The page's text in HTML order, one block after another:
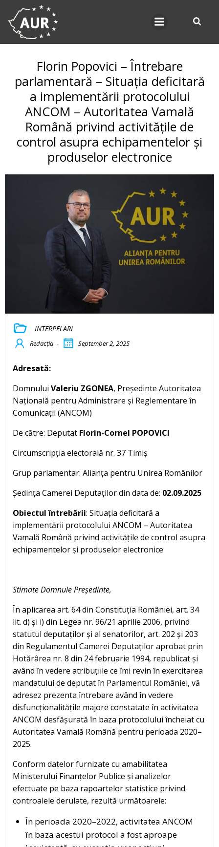
Florin Popovici – Întrebare
parlamentară – Situația deficitară
a implementării protocolului
ANCOM – Autoritatea Vamală
Română privind activitățile de
control asupra echipamentelor și
produselor electronice
INTERPELARI
Redacția - September 2, 2025
Adresată:
Domnului Valeriu ZGONEA, Președinte Autoritatea
Națională pentru Administrare și Reglementare în
Comunicații (ANCOM)
De către: Deputat Florin-Cornel POPOVICI
Circumscripția electorală nr. 37 Timiș
Grup parlamentar: Alianța pentru Unirea Românilor
Ședința Camerei Deputaților din data de: 02.09.2025
Obiectul întrebării: Situația deficitară a
implementării protocolului ANCOM – Autoritatea
Vamală Română privind activitățile de control asupra
echipamentelor și produselor electronice
Stimate Domnule Președinte,
În aplicarea art. 64 din Constituția României, art. 34
lit. d) și i) din Legea nr. 96/21 aprilie 2006, privind
statutul deputaților și al senatorilor, art. 202 și 203
din Regulamentul Camerei Deputaților aprobat prin
Hotărârea nr. 8 din 24 februarie 1994, republicat și
având în vedere atribuțiile ce îmi revin în exercitarea
mandatului de deputat în Parlamentul României, vă
adresez prezenta întrebare având în vedere
disfuncționalitățile majore constatate în activitatea
ANCOM desfășurată în baza protocolului încheiat cu
Autoritatea Vamală Română pentru perioada 2020–
2025.
Conform datelor furnizate cu amabilitatea
Ministerului Finanțelor Publice și analizelor
efectuate pe baza rapoartelor statistice privind
controalele derulate, rezultă următoarele:
În perioada 2020–2022, activitatea ANCOM
în baza acestui protocol a fost aproape